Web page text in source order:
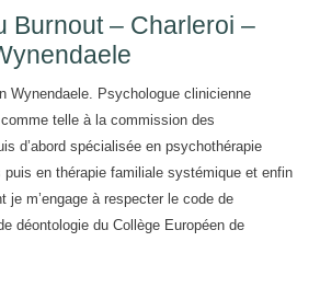
Burnout – Charleroi –
Wynendaele. Psychologue clinicienne
telle à la commission des
d’abord spécialisée en psychothérapie
puis en thérapie familiale systémique et enfin
je m’engage à respecter le code de
déontologie du Collège Européen de